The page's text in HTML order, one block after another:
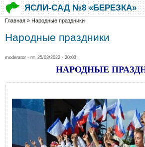
Перейти к основному содержанию
Skip to searchЯСЛИ-САД №8 «БЕРЕЗКА»
Вы здесь
Главная » Народные праздники
Народные праздники
moderator - пт, 25/03/2022 - 20:03
НАРОДНЫЕ